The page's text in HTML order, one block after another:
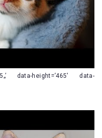
data-height=’465′ data-